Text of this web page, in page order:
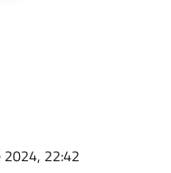
2024, 22:42